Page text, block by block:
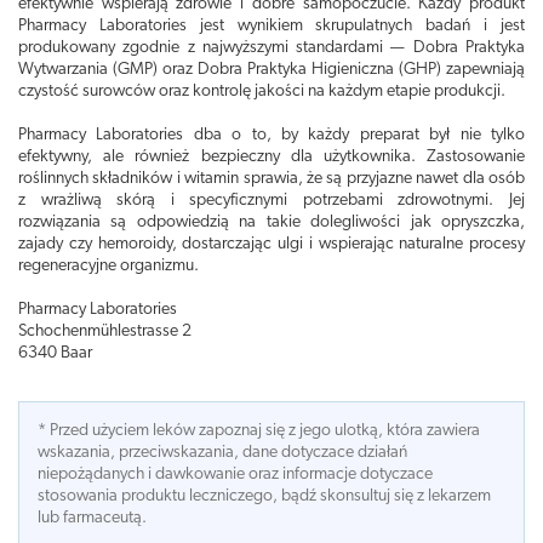
efektywnie wspierają zdrowie i dobre samopoczucie. Każdy produkt
Pharmacy Laboratories jest wynikiem skrupulatnych badań i jest
produkowany zgodnie z najwyższymi standardami — Dobra Praktyka
Wytwarzania (GMP) oraz Dobra Praktyka Higieniczna (GHP) zapewniają
czystość surowców oraz kontrolę jakości na każdym etapie produkcji.
Pharmacy Laboratories dba o to, by każdy preparat był nie tylko
efektywny, ale również bezpieczny dla użytkownika. Zastosowanie
roślinnych składników i witamin sprawia, że są przyjazne nawet dla osób
z wrażliwą skórą i specyficznymi potrzebami zdrowotnymi. Jej
rozwiązania są odpowiedzią na takie dolegliwości jak opryszczka,
zajady czy hemoroidy, dostarczając ulgi i wspierając naturalne procesy
regeneracyjne organizmu.
Pharmacy Laboratories
Schochenmühlestrasse 2
6340 Baar
* Przed użyciem leków zapoznaj się z jego ulotką, która zawiera
wskazania, przeciwskazania, dane dotyczace działań
niepożądanych i dawkowanie oraz informacje dotyczace
stosowania produktu leczniczego, bądź skonsultuj się z lekarzem
lub farmaceutą.